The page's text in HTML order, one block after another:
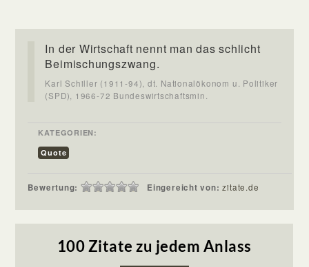
In der Wirtschaft nennt man das schlicht
Beimischungszwang.
Karl Schiller (1911-94), dt. Nationalökonom u. Politiker
(SPD), 1966-72 Bundeswirtschaftsmin.
KATEGORIEN:
Quote
Bewertung: Eingereicht von:zitate.de